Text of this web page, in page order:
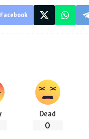
Facebook
Dead
0